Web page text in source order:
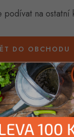
podívat na ostatní
DO OBCHODU